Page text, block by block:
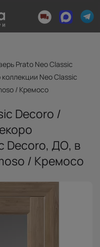
Prato Neo Classic
Neo Classic
/ Кремосо
Decoro /
Decoro, ДО, в
/ Кремосо